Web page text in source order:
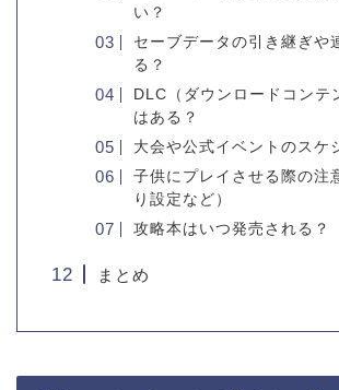
い？
セーブデータの引き継ぎや
る？
DLC（ダウンロードコンテ
はある？
大会や公式イベントのスケ
子供にプレイさせる際の注
り設定など）
攻略本はいつ発売される？
まとめ